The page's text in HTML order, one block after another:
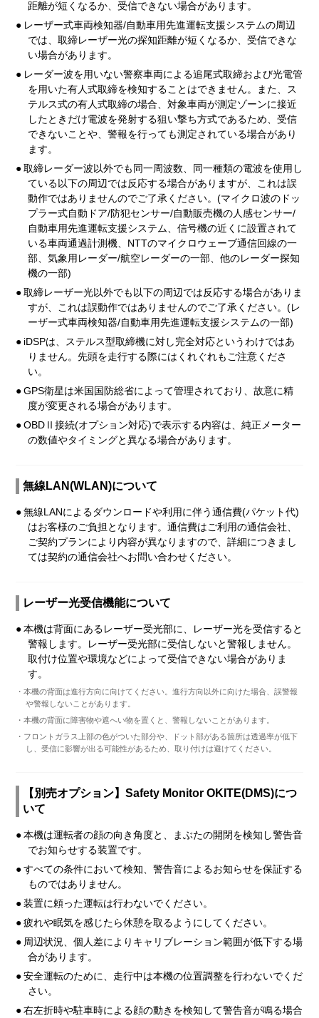
距離が短くなるか、受信できない場合があります。
● レーザー式車両検知器/自動車用先進運転支援システムの周辺
では、取締レーザー光の探知距離が短くなるか、受信できな
い場合があります。
● レーダー波を用いない警察車両による追尾式取締および光電管
を用いた有人式取締を検知することはできません。また、ス
テルス式の有人式取締の場合、対象車両が測定ゾーンに接近
したときだけ電波を発射する狙い撃ち方式であるため、受信
できないことや、警報を行っても測定されている場合があり
ます。
●取締レーダー波以外でも同一周波数、同一種類の電波を使用し
ている以下の周辺では反応する場合がありますが、これは誤
動作ではありませんのでご了承ください。(マイクロ波のドッ
プラー式自動ドア/防犯センサー/自動販売機の人感センサー/
自動車用先進運転支援システム、信号機の近くに設置されて
いる車両通過計測機、NTTのマイクロウェーブ通信回線の一
部、気象用レーダー/航空レーダーの一部、他のレーダー探知
機の一部)
●取締レーザー光以外でも以下の周辺では反応する場合がありま
すが、これは誤動作ではありませんのでご了承ください。(レ
ーザー式車両検知器/自動車用先進運転支援システムの一部)
● iDSPは、ステルス型取締機に対し完全対応というわけではあ
りません。先頭を走行する際にはくれぐれもご注意くださ
い。
●GPS衛星は米国国防総省によって管理されており、故意に精
度が変更される場合があります。
●OBDⅡ接続(オプション対応)で表示する内容は、純正メーター
の数値やタイミングと異なる場合があります。
無線LAN(WLAN)について
●無線LANによるダウンロードや利用に伴う通信費(パケット代)
はお客様のご負担となります。通信費はご利用の通信会社、
ご契約プランにより内容が異なりますので、詳細につきまし
ては契約の通信会社へお問い合わせください。
レーザー光受信機能について
●本機は背面にあるレーザー受光部に、レーザー光を受信すると
警報します。レーザー受光部に受信しないと警報しません。
取付け位置や環境などによって受信できない場合がありま
す。
・本機の背面は進行方向に向けてください。進行方向以外に向けた場合、誤警報
や警報しないことがあります。
・本機の背面に障害物や遮へい物を置くと、警報しないことがあります。
・フロントガラス上部の色がついた部分や、ドット部がある箇所は透過率が低下
し、受信に影響が出る可能性があるため、取り付けは避けてください。
【別売オプション】Safety Monitor OKITE(DMS)につ
いて
●本機は運転者の顔の向き角度と、まぶたの開閉を検知し警告音
でお知らせする装置です。
●すべての条件において検知、警告音によるお知らせを保証する
ものではありません。
●装置に頼った運転は行わないでください。
●疲れや眠気を感じたら休憩を取るようにしてください。
● 周辺状況、個人差によりキャリブレーション範囲が低下する場
合があります。
●安全運転のために、走行中は本機の位置調整を行わないでくだ
さい。
●右左折時や駐車時による顔の動きを検知して警告音が鳴る場合